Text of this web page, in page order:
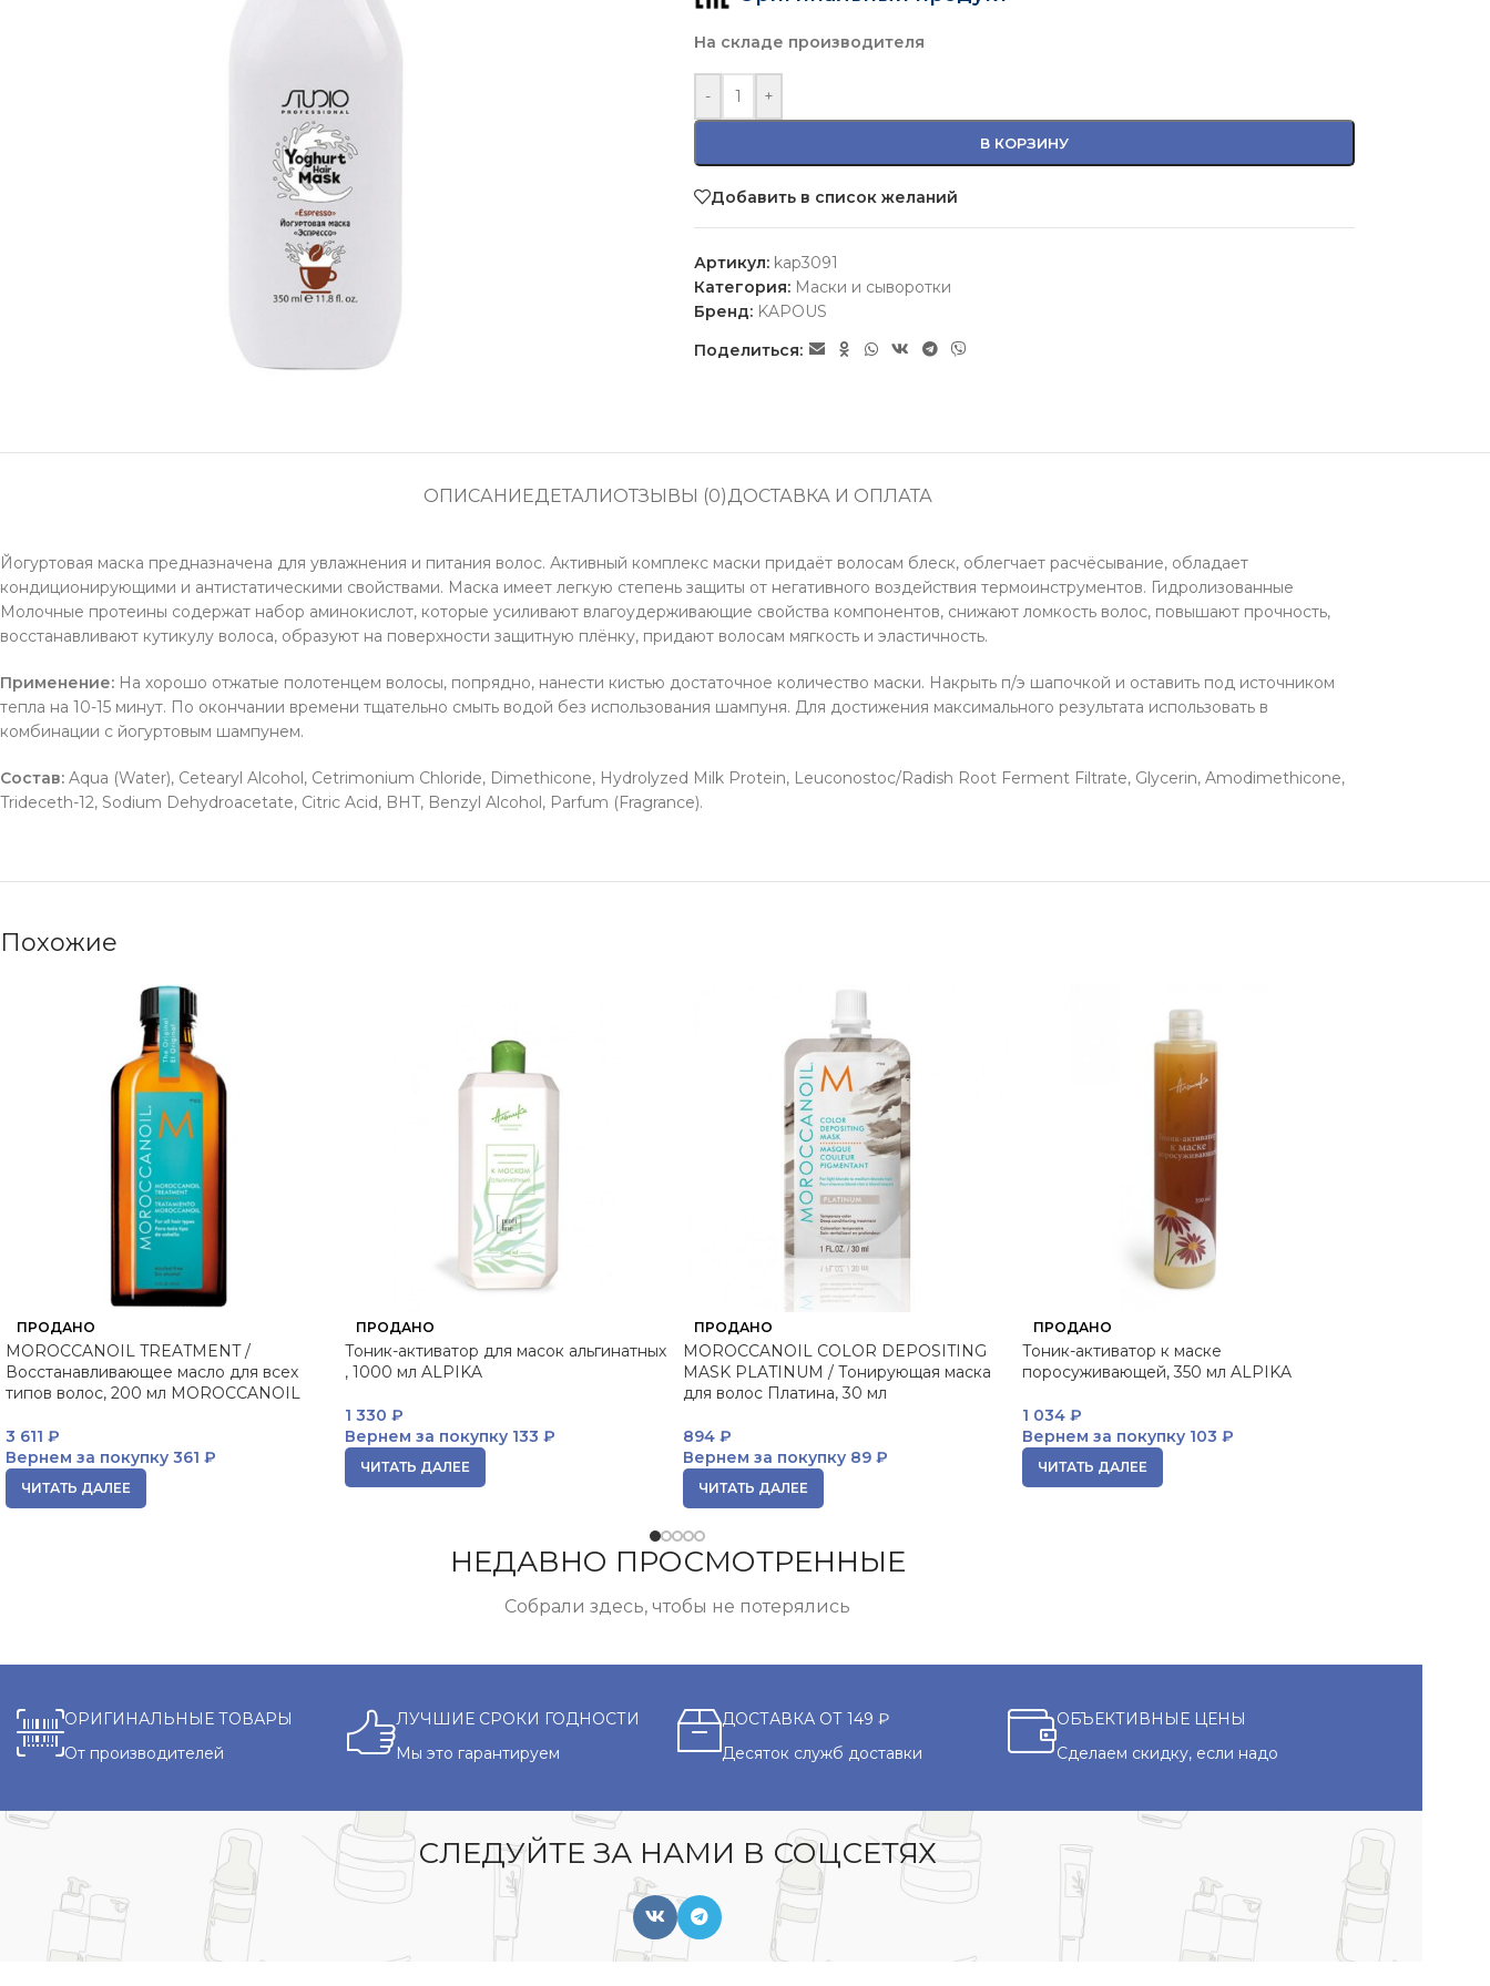
На складе производителя
- +
В КОРЗИНУ
Добавить в список желаний
Артикул: kap3091
Категория: Маски и сыворотки
Бренд: KAPOUS
Поделиться:
ОПИСАНИЕДЕТАЛИОТЗЫВЫ (0)ДОСТАВКА И ОПЛАТА
Йогуртовая маска предназначена для увлажнения и питания волос. Активный комплекс маски придаёт волосам блеск, облегчает расчёсывание, обладает
кондиционирующими и антистатическими свойствами. Маска имеет легкую степень защиты от негативного воздействия термоинструментов. Гидролизованные
Молочные протеины содержат набор аминокислот, которые усиливают влагоудерживающие свойства компонентов, снижают ломкость волос, повышают прочность,
восстанавливают кутикулу волоса, образуют на поверхности защитную плёнку, придают волосам мягкость и эластичность.
Применение: На хорошо отжатые полотенцем волосы, попрядно, нанести кистью достаточное количество маски. Накрыть п/э шапочкой и оставить под источником
тепла на 10-15 минут. По окончании времени тщательно смыть водой без использования шампуня. Для достижения максимального результата использовать в
комбинации с йогуртовым шампунем.
Состав: Aqua (Water), Cetearyl Alcohol, Cetrimonium Chloride, Dimethicone, Hydrolyzed Milk Protein, Leuconostoc/Radish Root Ferment Filtrate, Glycerin, Amodimethicone,
Trideceth-12, Sodium Dehydroacetate, Citric Acid, BHT, Benzyl Alcohol, Parfum (Fragrance).
Похожие
ПРОДАНО
MOROCCANOIL TREATMENT /
Восстанавливающее масло для всех
типов волос, 200 мл MOROCCANOIL
3 611 ₽
Вернем за покупку 361 ₽
ЧИТАТЬ ДАЛЕЕ
ПРОДАНО
Тоник-активатор для масок альгинатных
, 1000 мл ALPIKA
1 330 ₽
Вернем за покупку133 ₽
ЧИТАТЬ ДАЛЕЕ
ПРОДАНО
MOROCCANOIL COLOR DEPOSITING
MASK PLATINUM / Тонирующая маска
для волос Платина, 30 мл
894 ₽
Вернем за покупку 89 ₽
ЧИТАТЬ ДАЛЕЕ
ПРОДАНО
Тоник-активатор к маске
поросуживающей, 350 мл ALPIKA
1 034 ₽
Вернем за покупку103 ₽
ЧИТАТЬ ДАЛЕЕ
НЕДАВНО ПРОСМОТРЕННЫЕ
Собрали здесь, чтобы не потерялись
ОРИГИНАЛЬНЫЕ ТОВАРЫ
От производителей
ЛУЧШИЕ СРОКИ ГОДНОСТИ
Мы это гарантируем
ДОСТАВКА ОТ 149 ₽
Десяток служб доставки
ОБЪЕКТИВНЫЕ ЦЕНЫ
Сделаем скидку, если надо
СЛЕДУЙТЕ ЗА НАМИ В СОЦСЕТЯХ